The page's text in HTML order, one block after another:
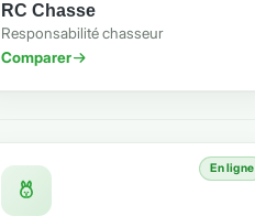
RC Chasse
Responsabilité chasseur
Comparer
En ligne